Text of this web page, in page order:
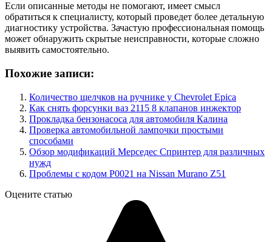
Если описанные методы не помогают, имеет смысл
обратиться к специалисту, который проведет более детальную
диагностику устройства. Зачастую профессиональная помощь
может обнаружить скрытые неисправности, которые сложно
выявить самостоятельно.
Похожие записи:
Количество щелчков на ручнике у Chevrolet Epica
Как снять форсунки ваз 2115 8 клапанов инжектор
Прокладка бензонасоса для автомобиля Калина
Проверка автомобильной лампочки простыми
способами
Обзор модификаций Мерседес Спринтер для различных
нужд
Проблемы с кодом P0021 на Nissan Murano Z51
Оцените статью